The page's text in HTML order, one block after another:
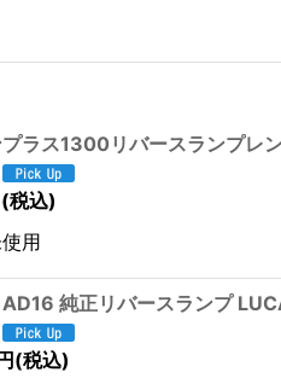
ラス1300リバースランプレ
(税込)
用
純正リバースランプ
円 (税込)